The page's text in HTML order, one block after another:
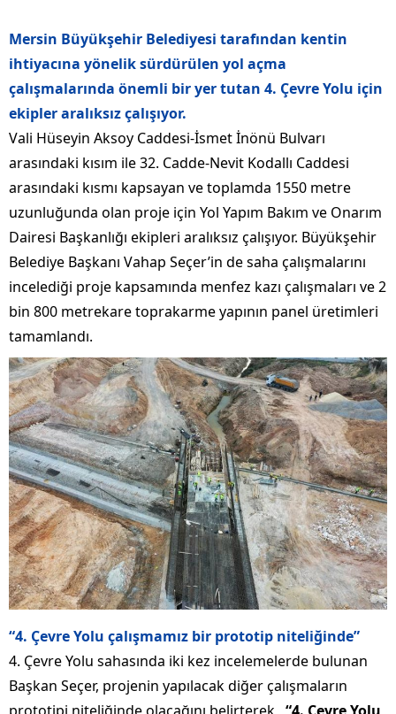
Mersin Büyükşehir Belediyesi tarafından kentin
ihtiyacına yönelik sürdürülen yol açma
çalışmalarında önemli bir yer tutan 4. Çevre Yolu için
ekipler aralıksız çalışıyor.
Vali Hüseyin Aksoy Caddesi-İsmet İnönü Bulvarı
arasındaki kısım ile 32. Cadde-Nevit Kodallı Caddesi
arasındaki kısmı kapsayan ve toplamda 1550 metre
uzunluğunda olan proje için Yol Yapım Bakım ve Onarım
Dairesi Başkanlığı ekipleri aralıksız çalışıyor. Büyükşehir
Belediye Başkanı Vahap Seçer’in de saha çalışmalarını
incelediği proje kapsamında menfez kazı çalışmaları ve 2
bin 800 metrekare toprakarme yapının panel üretimleri
tamamlandı.
“4. Çevre Yolu çalışmamız bir prototip niteliğinde”
4. Çevre Yolu sahasında iki kez incelemelerde bulunan
Başkan Seçer, projenin yapılacak diğer çalışmaların